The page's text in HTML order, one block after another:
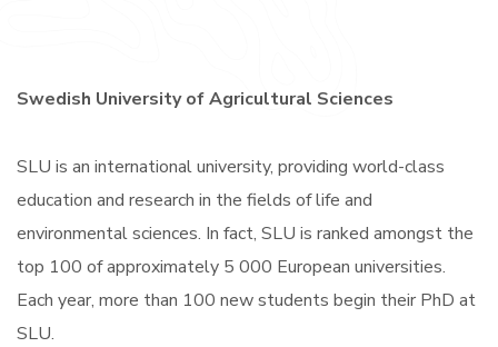
Swedish University of Agricultural Sciences
SLU is an international university, providing world-class
education and research in the fields of life and
environmental sciences. In fact, SLU is ranked amongst the
top 100 of approximately 5 000 European universities.
Each year, more than 100 new students begin their PhD at
SLU.